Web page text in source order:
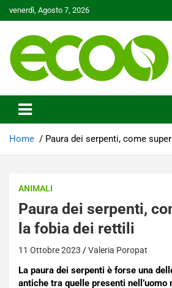
to
venerdì, Agosto 7, 2026
Ecoo.it
Home Paura dei serpenti, come
ANIMALI
Paura dei serpenti,
la fobia dei rettili
11 Ottobre 2023 Valeria Poropat
La paura dei serpenti è forse una
antiche tra quelle presenti nell’uomo